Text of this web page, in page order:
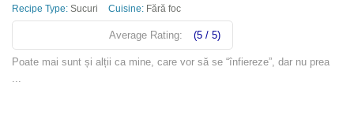
Recipe Type:Sucuri Cuisine: Fără foc
Average Rating: (5 / 5)
Poate mai sunt și alții ca mine, care vor să se “înfiereze”, dar nu prea
...